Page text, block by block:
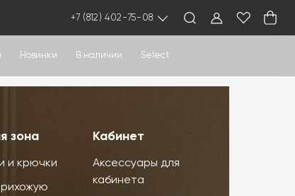
+7 (812) 402-75-08
Новинки В наличии Select
зона
и крючки
Кабинет
Аксессуары для
кабинета